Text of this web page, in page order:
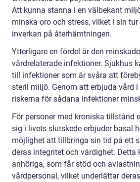
Att kunna stanna i en välbekant
minska oro och stress, vilket i sin
inverkan på återhämtningen.
Ytterligare en fördel är den
vårdrelaterade infektioner. Sjukhus
till infektioner som är svåra att
steril miljö. Genom att erbjuda vård
riskerna för sådana infektioner
För personer med kroniska tillstånd
sig i livets slutskede erbjuder basal
möjlighet att tillbringa sin tid på ett
deras integritet och värdighet. Detta
anhöriga, som får stöd och
vårdpersonal, vilket underlättar